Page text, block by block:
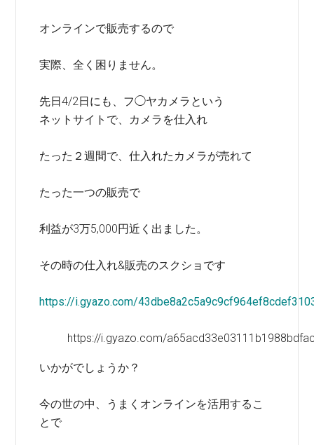
オンラインで販売するので
実際、全く困りません。
先日4/2日にも、フ◯ヤカメラという
ネットサイトで、カメラを仕入れ
たった２週間で、仕入れたカメラが売れて
たった一つの販売で
利益が3万5,000円近く出ました。
その時の仕入れ&販売のスクショです
https://i.gyazo.com/
https://i.gyazo.com/
いかがでしょうか？
今の世の中、うまくオンラインを活用するこ
とで